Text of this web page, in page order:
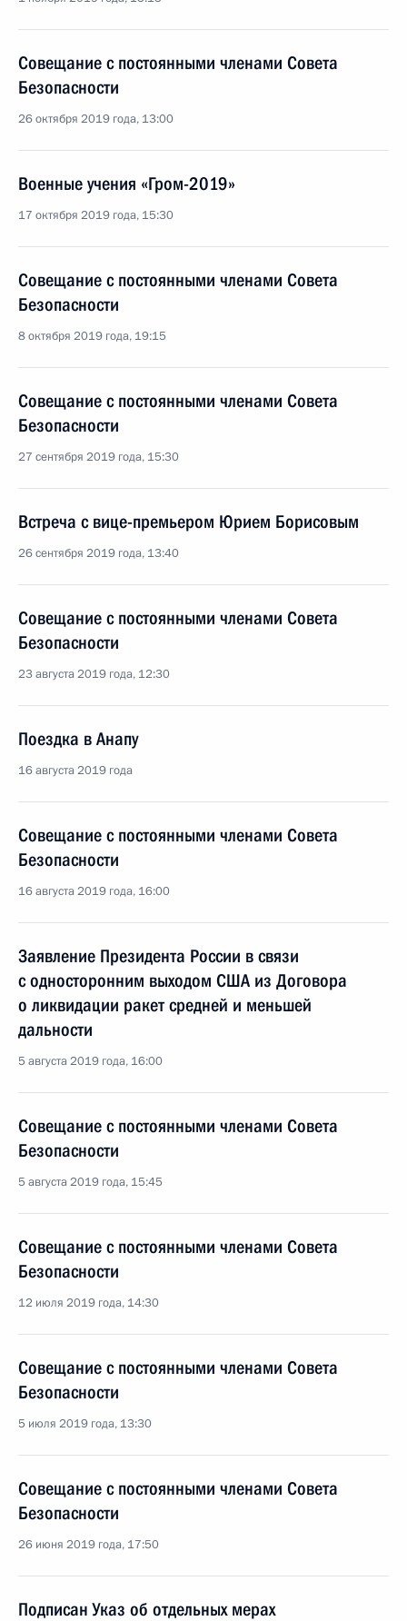
Совещание с постоянными членами Совета
Безопасности
26 октября 2019 года, 13:00
Военные учения «Гром-2019»
17 октября 2019 года, 15:30
Совещание с постоянными членами Совета
Безопасности
8 октября 2019 года, 19:15
Совещание с постоянными членами Совета
Безопасности
27 сентября 2019 года, 15:30
Встреча с вице-премьером Юрием Борисовым
26 сентября 2019 года, 13:40
Совещание с постоянными членами Совета
Безопасности
23 августа 2019 года, 12:30
Поездка в Анапу
16 августа 2019 года
Совещание с постоянными членами Совета
Безопасности
16 августа 2019 года, 16:00
Заявление Президента России в связи
с односторонним выходом США из Договора
о ликвидации ракет средней и меньшей
дальности
5 августа 2019 года, 16:00
Совещание с постоянными членами Совета
Безопасности
5 августа 2019 года, 15:45
Совещание с постоянными членами Совета
Безопасности
12 июля 2019 года, 14:30
Совещание с постоянными членами Совета
Безопасности
5 июля 2019 года, 13:30
Совещание с постоянными членами Совета
Безопасности
26 июня 2019 года, 17:50
Подписан Указ об отдельных мерах